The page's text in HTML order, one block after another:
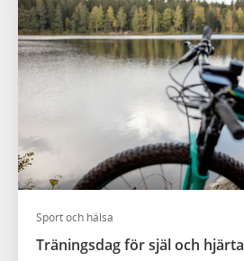
Sport och hälsa
Träningsdag för själ och hjärta